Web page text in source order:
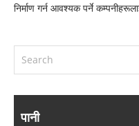
निर्माण गर्न आवश्यक पर्ने
पानी